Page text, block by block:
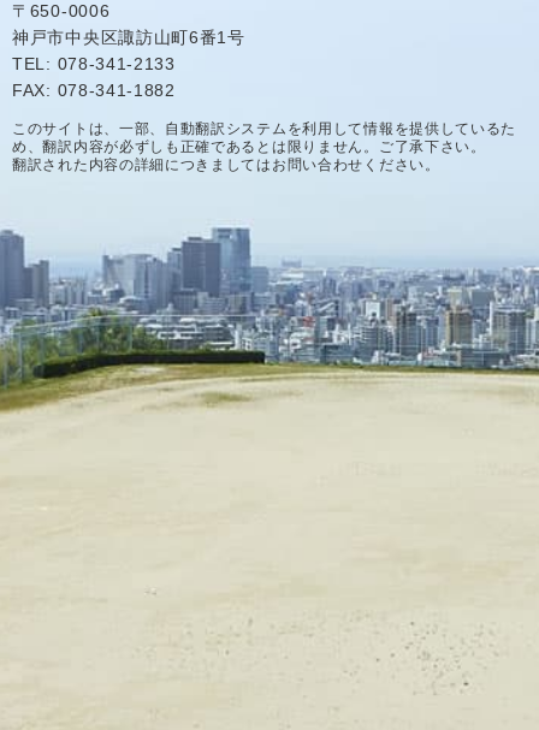
〒650-0006
神戸市中央区諏訪山町6番1号
TEL: 078-341-2133
FAX: 078-341-1882
このサイトは、一部、自動翻訳システムを利用して情報を提供しているた
め、翻訳内容が必ずしも正確であるとは限りません。ご了承下さい。
翻訳された内容の詳細につきましてはお問い合わせください。